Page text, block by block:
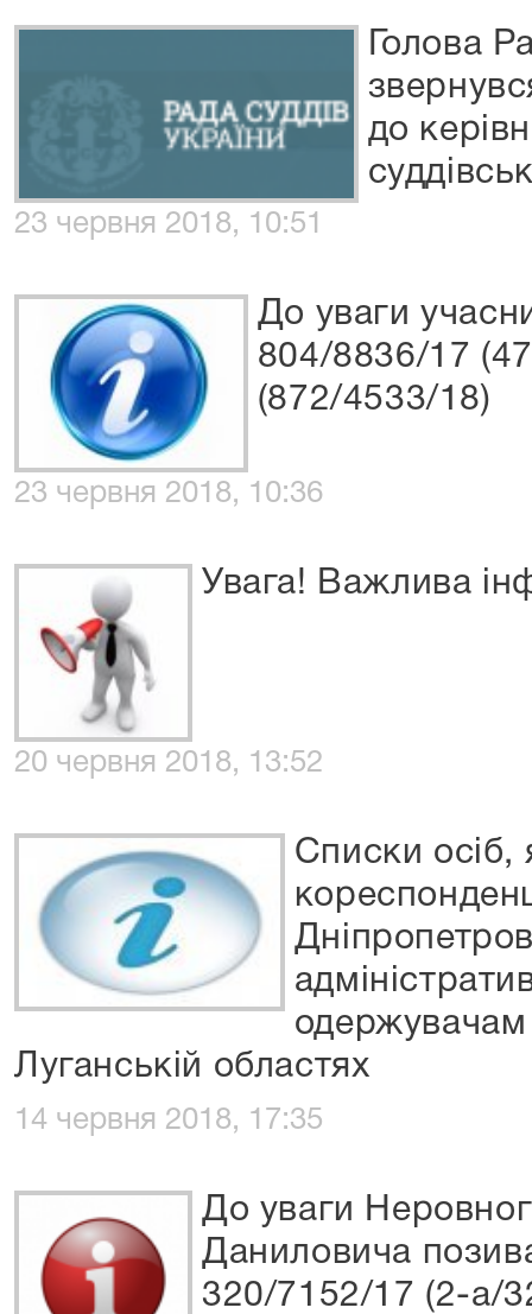
Голова
до
23 червня 2018, 10:51
До уваги
804/8836/17
(872/4533/18)
23 червня 2018, 10:36
Увага! Важлива
20 червня 2018, 13:52
Списки осіб,
одержувачам
Луганській областях
14 червня 2018, 17:35
До уваги
Даниловича
320/7152/17 (2-а/